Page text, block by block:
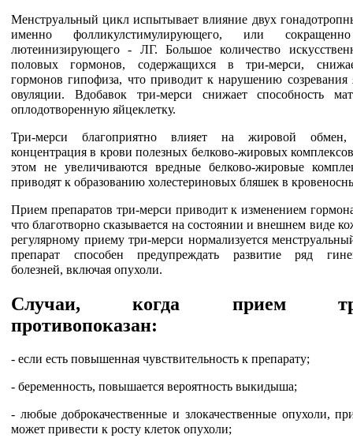
Менструальный цикл испытывает влияние двух
именно фолликулстимулирующего, или
лютеинизирующего - ЛГ. Большое количество
половых гормонов, содержащихся в три-мерси,
гормонов гипофиза, что приводит к нарушению созревания
овуляции. Вдобавок три-мерси снижает способность
оплодотворенную яйцеклетку.
Три-мерси благоприятно влияет на жировой обмен,
концентрация в крови полезных белково-жировых
этом не увеличиваются вредные белково-жировые
приводят к образованию холестериновых бляшек в
Прием препаратов три-мерси приводит к изменением
что благотворно сказывается на состоянии и внешнем виде
регулярному приему три-мерси нормализуется
препарат способен предупреждать развитие ряд
болезней, включая опухоли.
Случаи, когда прием
противопоказан:
- если есть повышенная чувствительность к препарату;
- беременность, повышается вероятность выкидыша;
- любые доброкачественные и злокачественные опухоли,
может привести к росту клеток опухоли;